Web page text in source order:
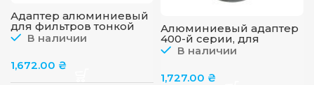
Адаптер алюминиевый
для фильтров тонкой
очистки 200 серии, 3/4”
В наличии
1,672.00 ₴
Алюминиевый адаптер
400-й серии, для
фильтров тонкой
В наличии
1,727.00 ₴